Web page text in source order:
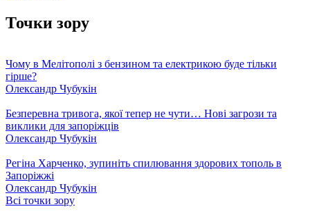
Точки зору
Чому в Мелітополі з бензином та електрикою буде тільки
гірше?
Олександр Чубукін
Безперевна тривога, якої тепер не чути… Нові загрози та
виклики для запоріжців
Олександр Чубукін
Регіна Харченко, зупиніть спилювання здорових тополь в
Запоріжжі
Олександр Чубукін
Всі точки зору